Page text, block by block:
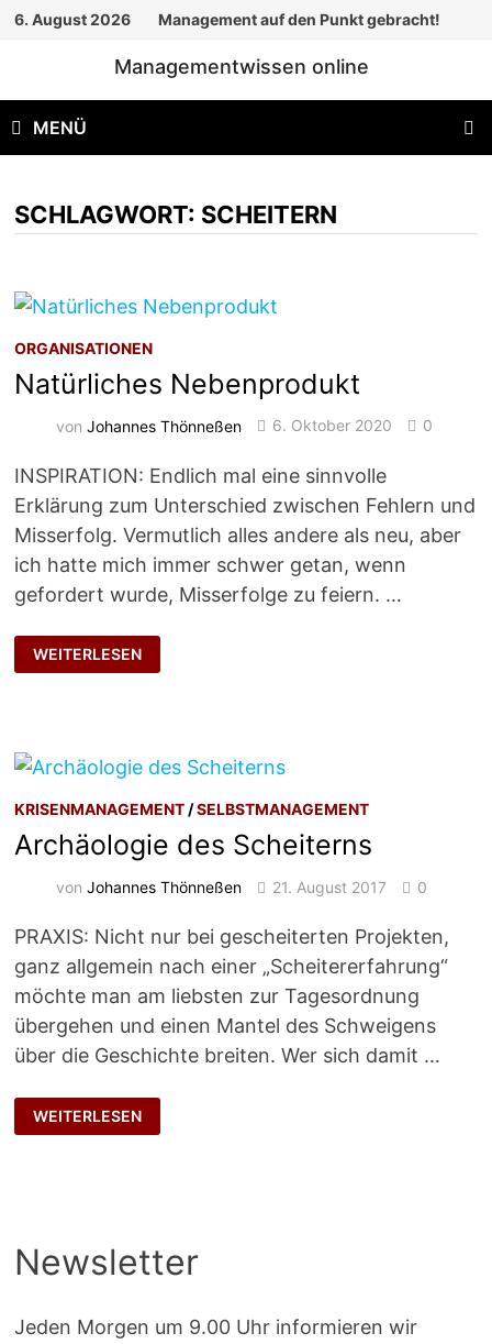
Zum
6. August 2026 Management auf den Punkt gebracht!
Managementwissen online
MENÜ
SCHLAGWORT: SCHEITERN
ORGANISATIONEN
Natürliches Nebenprodukt
vonJohannes Thönneßen 6. Oktober 2020 0
INSPIRATION: Endlich mal eine sinnvolle
Erklärung zum Unterschied zwischen Fehlern und
Misserfolg. Vermutlich alles andere als neu, aber
ich hatte mich immer schwer getan, wenn
gefordert wurde, Misserfolge zu feiern. …
NATÜRLICHES
NEBENPRODUKT
WEITERLESEN
KRISENMANAGEMENT /SELBSTMANAGEMENT
Archäologie des Scheiterns
vonJohannes Thönneßen 21. August 2017 0
PRAXIS: Nicht nur bei gescheiterten Projekten,
ganz allgemein nach einer „Scheitererfahrung“
möchte man am liebsten zur Tagesordnung
übergehen und einen Mantel des Schweigens
über die Geschichte breiten. Wer sich damit …
ARCHÄOLOGIE
DES
SCHEITERNS
WEITERLESEN
Newsletter
Jeden Morgen um 9.00 Uhr informieren wir